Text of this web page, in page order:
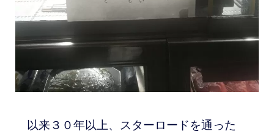
以来３０年以上、スターロードを通った